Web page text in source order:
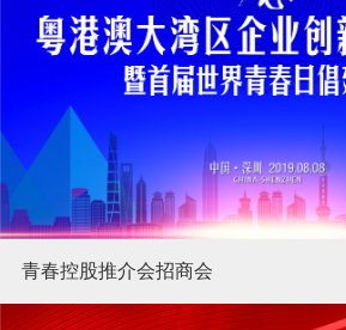
青春控股推介会招商会